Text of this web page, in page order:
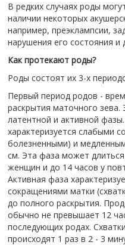
В редких случаях роды
наличии некоторых
например, преэклампсии,
нарушения его состояния и
Как протекают роды?
Роды состоят их 3-х
Первый период родов -
раскрытия маточного
латентной и активной
характеризуется слабыми
болезненными) и
см. Эта фаза может
женщин и до 14 часов у
Активная фаза
сокращениями матки
до полного раскрытия.
обычно не превышает 12
последующих родах.
происходят 1 раз в 2 - 3